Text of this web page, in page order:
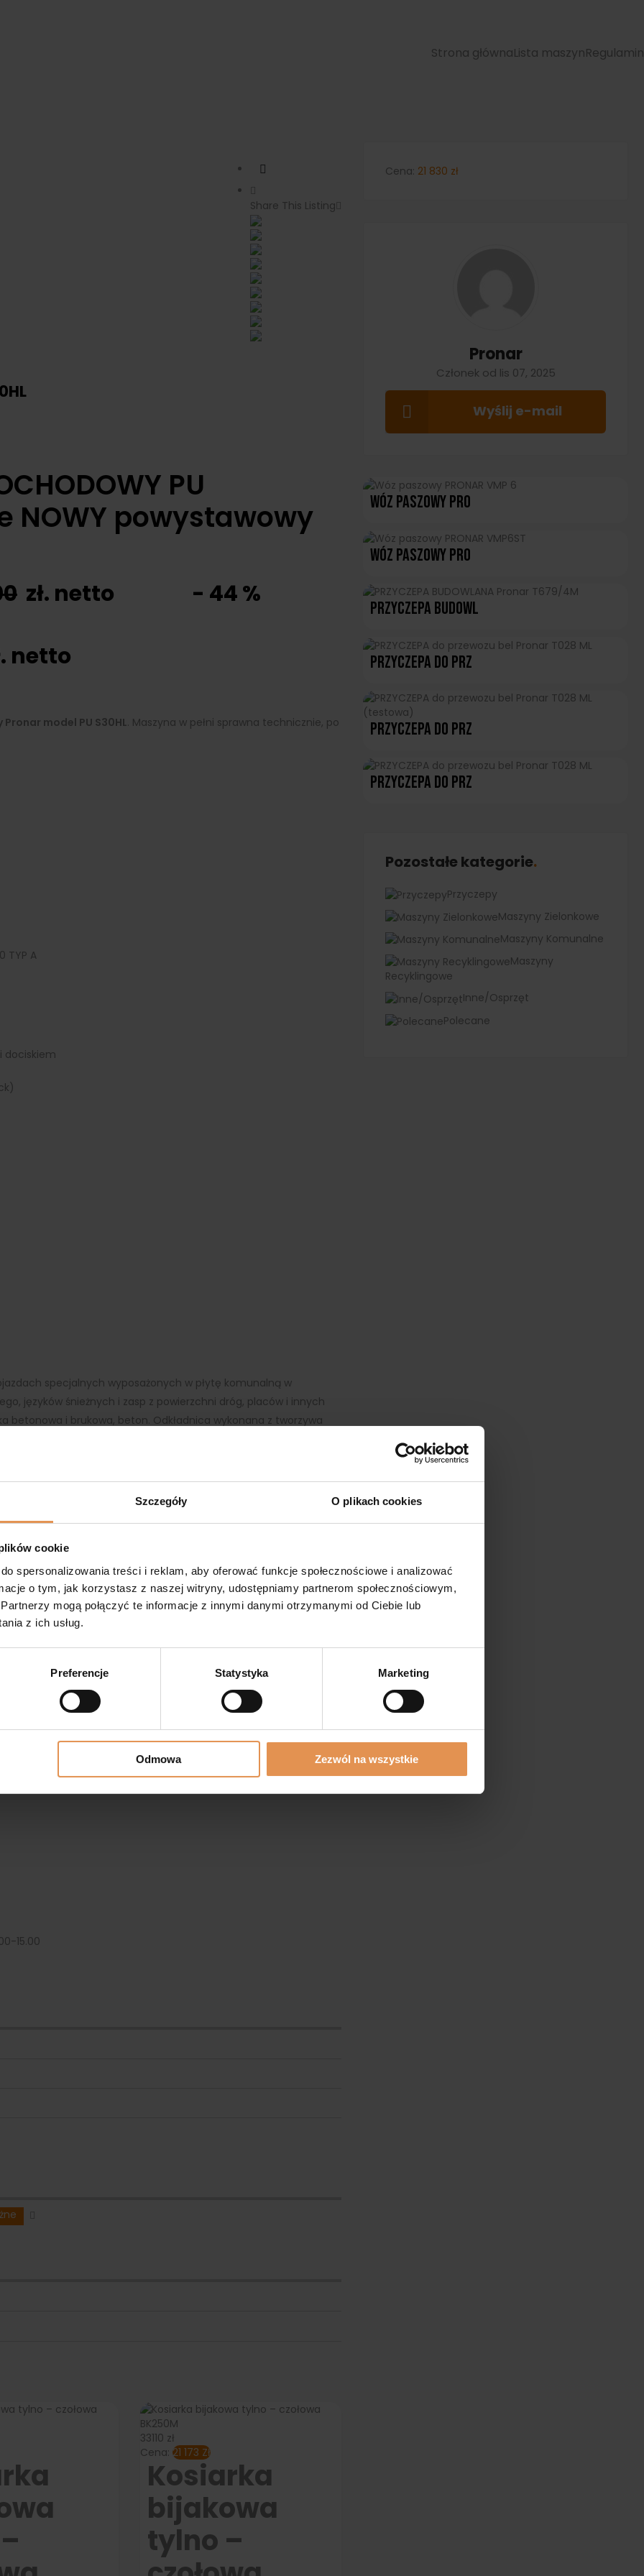
Szczegóły O plikach cookies
cookie
spersonalizowania treści i reklam, aby oferować funkcje społecznościowe i analizować
o tym, jak korzystasz z naszej witryny, udostępniamy partnerom społecznościowym,
mogą połączyć te informacje z innymi danymi otrzymanymi od Ciebie lub
z ich usług.
Preferencje Statystyka Marketing
Odmowa Zezwól na wszystkie
Strona głównaLista maszynRegulamin
Share This Listing
PU
powystawowy
zł. netto - 44 %
netto
model PU S30HL. Maszyna w pełni sprawna technicznie, po
TYP A
dociskiem
specjalnych wyposażonych w płytę komunalną w
języków śnieżnych i zasp z powierzchni dróg, placów i innych
i brukowa, beton. Odkładnica wykonana z tworzywa
pływające” oraz „docisk” pługi dopasowują się lepiej do
i lodu od powierzchni drogi. Amortyzowane lemiesze
w przeszkodę. Obsługa odbywa się z kabiny operatora za
technicznie sprawna w 100%
15.00
33110 zł
Cena: 21 173 Zł
Kosiarka
bijakowa
tylno –
Cena: 21 830 zł
Pronar
Członek od lis 07, 2025
Wyślij e-mail
Wóz Paszowy PRO
Wóz Paszowy PRO
PRZYCZEPA BUDOWL
PRZYCZEPA Do Prz
PRZYCZEPA Do Prz
PRZYCZEPA Do Prz
Pozostałe kategorie
Przyczepy
Maszyny Zielonkowe
Maszyny Komunalne
Maszyny
Recyklingowe
Inne/Osprzęt
Polecane